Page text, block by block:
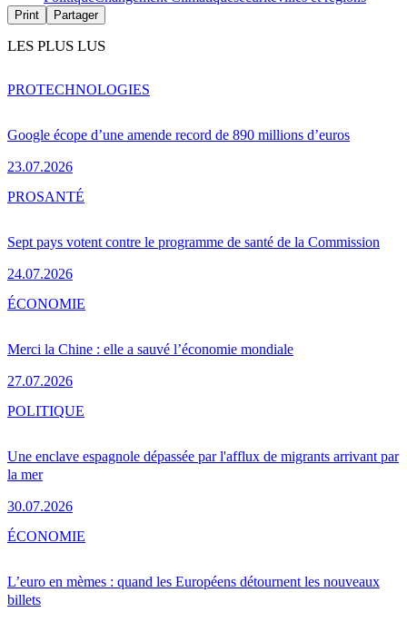
Print Partager
LES PLUS LUS
Google écope d’une amende record de 890 millions d’euros
23.07.2026
PROTECHNOLOGIES
Sept pays votent contre le programme de santé de la Commission
24.07.2026
PROSANTÉ
Merci la Chine : elle a sauvé l’économie mondiale
27.07.2026
ÉCONOMIE
Une enclave espagnole dépassée par l'afflux de migrants arrivant par
la mer
30.07.2026
POLITIQUE
L’euro en mèmes : quand les Européens détournent les nouveaux
billets
ÉCONOMIE